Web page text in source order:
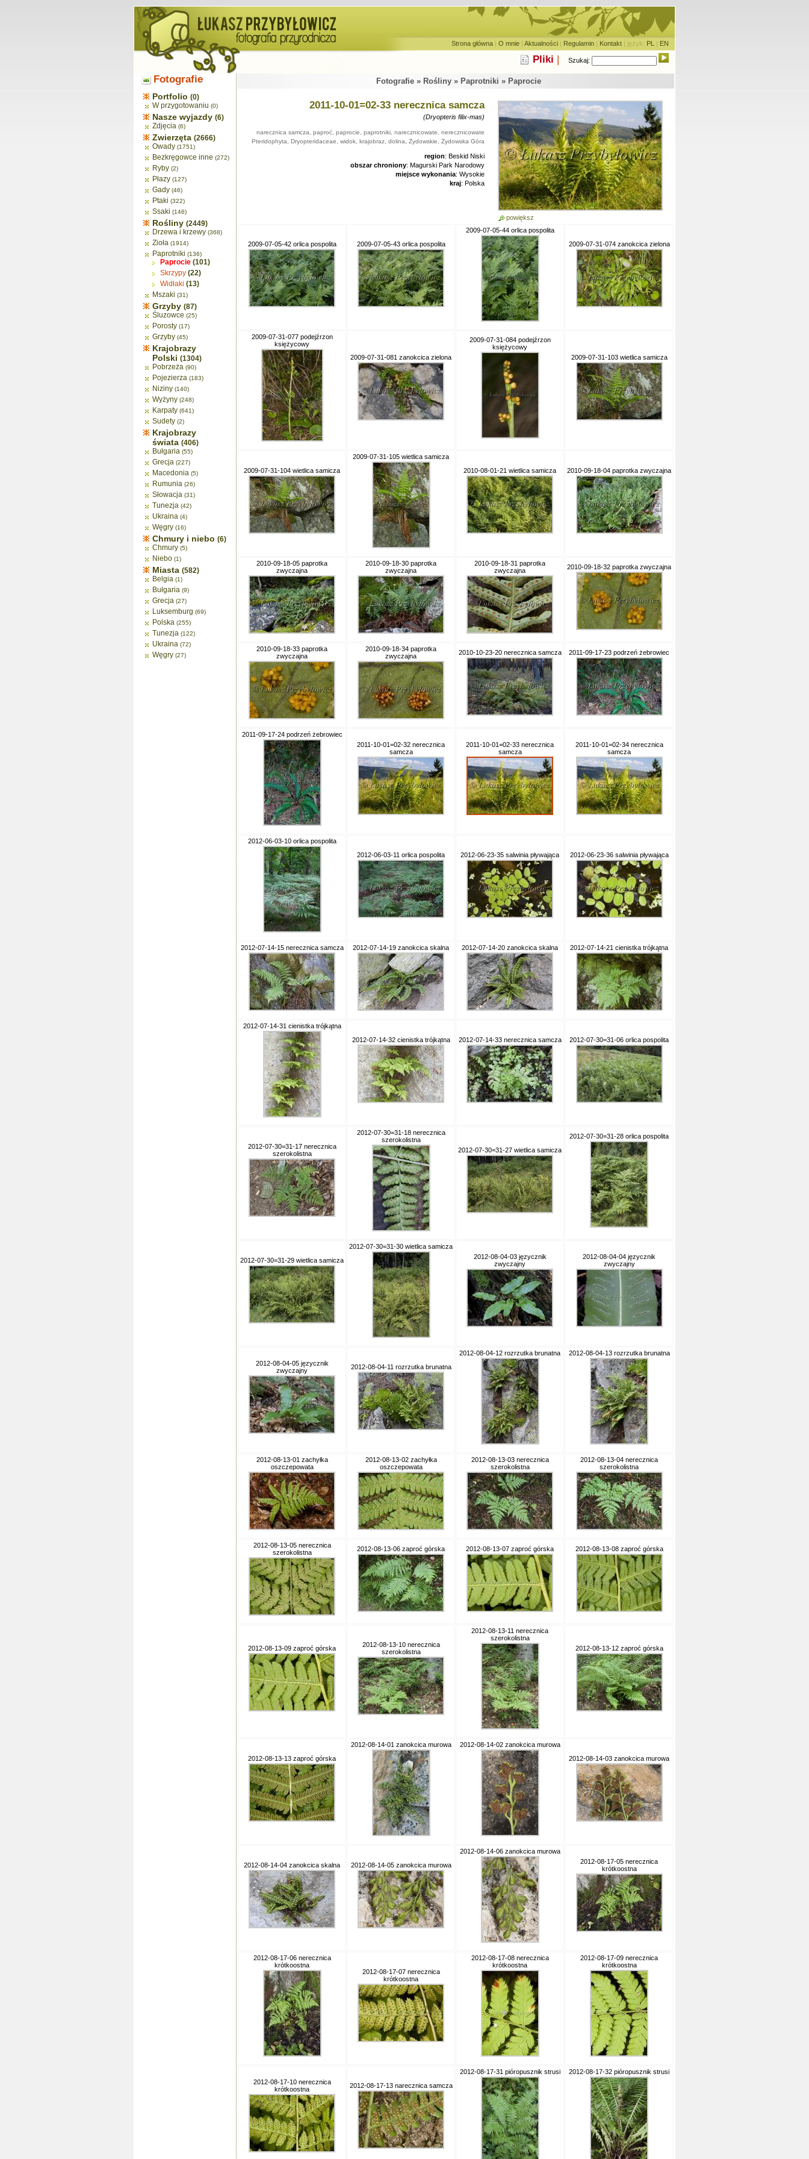
Strona główna | O mnie | Aktualności | Regulamin | Kontakt | język: PL | EN
Pliki | Szukaj:
Fotografie
Portfolio (0)
W przygotowaniu (0)
Nasze wyjazdy (6)
Zdjęcia (6)
Zwierzęta (2666)
Owady (1751)
Bezkręgowce inne (272)
Ryby (2)
Płazy (127)
Gady (46)
Ptaki (322)
Ssaki (146)
Rośliny (2449)
Drzewa i krzewy (368)
Zioła (1914)
Paprotniki (136)
Paprocie (101)
Skrzypy (22)
Widłaki (13)
Mszaki (31)
Grzyby (87)
Śluzowce (25)
Porosty (17)
Grzyby (45)
Krajobrazy
Polski (1304)
Pobrzeża (90)
Pojezierza (183)
Niziny (140)
Wyżyny (248)
Karpaty (641)
Sudety (2)
Krajobrazy
świata (406)
Bułgaria (55)
Grecja (227)
Macedonia (5)
Rumunia (26)
Słowacja (31)
Tunezja (42)
Ukraina (4)
Węgry (16)
Chmury i niebo (6)
Chmury (5)
Niebo (1)
Miasta (582)
Belgia (1)
Bułgaria (9)
Grecja (27)
Luksemburg (69)
Polska (255)
Tunezja (122)
Ukraina (72)
Węgry (27)
Fotografie » Rośliny » Paprotniki » Paprocie
2011-10-01=02-33 nerecznica samcza
(Dryopteris filix-mas)
narecznica samcza, paproć, paprocie, paprotniki, narecznicowate, nerecznicowate
Pteridophyta, Dryopteridaceae, widok, krajobraz, dolina, Żydowskie, Żydowska Góra
region: Beskid Niski
obszar chroniony: Magurski Park Narodowy
miejsce wykonania: Wysokie
kraj: Polska
powiększ
2009-07-05-42 orlica pospolita 2009-07-05-43 orlica pospolita
2009-07-05-44 orlica pospolita
2009-07-31-074 zanokcica zielona
2009-07-31-077 podejźrzon
księżycowy
2009-07-31-081 zanokcica zielona
2009-07-31-084 podejźrzon
księżycowy
2009-07-31-103 wietlica samicza
2009-07-31-104 wietlica samicza
2009-07-31-105 wietlica samicza
2010-08-01-21 wietlica samicza
2010-09-18-04 paprotka zwyczajna
2010-09-18-05 paprotka
zwyczajna
2010-09-18-30 paprotka
zwyczajna
2010-09-18-31 paprotka
zwyczajna
2010-09-18-32 paprotka zwyczajna
2010-09-18-33 paprotka
zwyczajna
2010-09-18-34 paprotka
zwyczajna
2010-10-23-20 nerecznica samcza 2011-09-17-23 podrzeń żebrowiec
2011-09-17-24 podrzeń żebrowiec
2011-10-01=02-32 nerecznica
samcza
2011-10-01=02-33 nerecznica
samcza
2011-10-01=02-34 nerecznica
samcza
2012-06-03-10 orlica pospolita
2012-06-03-11 orlica pospolita
2012-06-23-35 salwinia pływająca 2012-06-23-36 salwinia pływająca
2012-07-14-15 nerecznica samcza 2012-07-14-19 zanokcica skalna 2012-07-14-20 zanokcica skalna 2012-07-14-21 cienistka trójkątna
2012-07-14-31 cienistka trójkątna
2012-07-14-32 cienistka trójkątna
2012-07-14-33 nerecznica samcza 2012-07-30=31-06 orlica pospolita
2012-07-30=31-17 nerecznica
szerokolistna
2012-07-30=31-18 nerecznica
szerokolistna
2012-07-30=31-27 wietlica samicza
2012-07-30=31-28 orlica pospolita
2012-07-30=31-29 wietlica samicza
2012-07-30=31-30 wietlica samicza
2012-08-04-03 języcznik
zwyczajny
2012-08-04-04 języcznik
zwyczajny
2012-08-04-05 języcznik
zwyczajny
2012-08-04-11 rozrzutka brunatna
2012-08-04-12 rozrzutka brunatna 2012-08-04-13 rozrzutka brunatna
2012-08-13-01 zachyłka
oszczepowata
2012-08-13-02 zachyłka
oszczepowata
2012-08-13-03 nerecznica
szerokolistna
2012-08-13-04 nerecznica
szerokolistna
2012-08-13-05 nerecznica
szerokolistna
2012-08-13-06 zaproć górska 2012-08-13-07 zaproć górska 2012-08-13-08 zaproć górska
2012-08-13-09 zaproć górska
2012-08-13-10 nerecznica
szerokolistna
2012-08-13-11 nerecznica
szerokolistna
2012-08-13-12 zaproć górska
2012-08-13-13 zaproć górska
2012-08-14-01 zanokcica murowa
2012-08-14-02 zanokcica murowa
2012-08-14-03 zanokcica murowa
2012-08-14-04 zanokcica skalna 2012-08-14-05 zanokcica murowa
2012-08-14-06 zanokcica murowa
2012-08-17-05 nerecznica
krótkoostna
2012-08-17-06 nerecznica
krótkoostna
2012-08-17-07 nerecznica
krótkoostna
2012-08-17-08 nerecznica
krótkoostna
2012-08-17-09 nerecznica
krótkoostna
2012-08-17-10 nerecznica
krótkoostna
2012-08-17-13 narecznica samcza
2012-08-17-31 pióropusznik strusi 2012-08-17-32 pióropusznik strusi